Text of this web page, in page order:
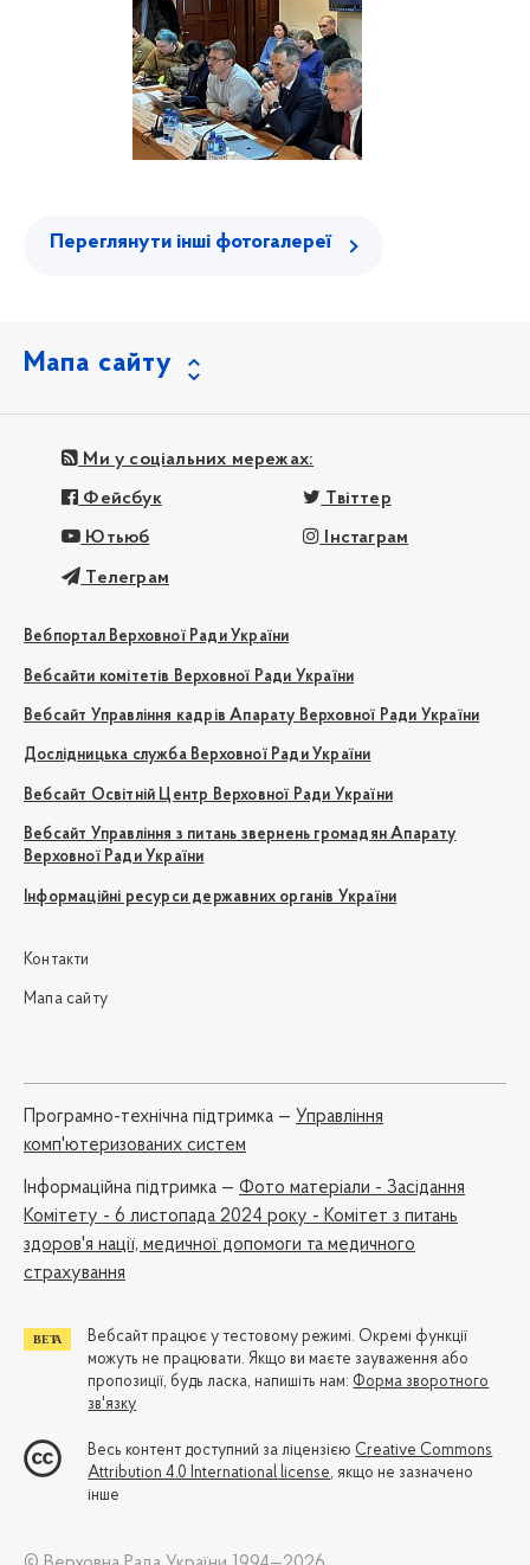
Переглянути інші фотогалереї
Мапа сайту
Ми у соціальних мережах:
Фейсбук Твіттер
Ютьюб Інстаграм
Телеграм
Вебпортал Верховної Ради України
Вебсайти комітетів Верховної Ради України
Вебсайт Управління кадрів Апарату Верховної Ради України
Дослідницька служба Верховної Ради України
Вебсайт Освітній Центр Верховної Ради України
Вебсайт Управління з питань звернень громадян Апарату
Верховної Ради України
Інформаційні ресурси державних органів України
Контакти
Мапа сайту
Програмно-технічна підтримка — Управління
комп'ютеризованих систем
Iнформаційна підтримка — Фото матеріали - Засідання
Комітету - 6 листопада 2024 року - Комітет з питань
здоров'я нації, медичної допомоги та медичного
страхування
Вебсайт працює у тестовому режимі. Окремі функції
можуть не працювати. Якщо ви маєте зауваження або
пропозиції, будь ласка, напишіть нам: Форма зворотного
зв'язку
Весь контент доступний за ліцензією Creative Commons
Attribution 4.0 International license, якщо не зазначено
інше